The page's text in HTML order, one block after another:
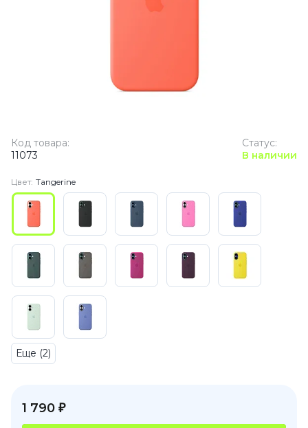
Статус:
В наличии
Код товара:
11073
Цвет: Tangerine
Еще (2)
1 790 ₽